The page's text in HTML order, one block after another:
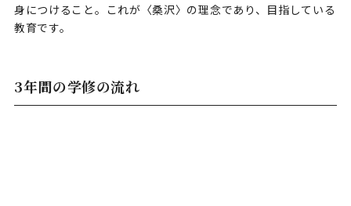
身につけること。これが〈桑沢〉の理念であり、目指している
教育です。
3年間の学修の流れ